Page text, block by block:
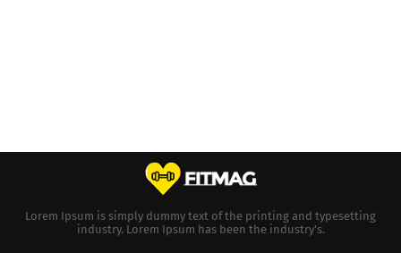
Lorem Ipsum is simply dummy text of the printing and typesetting
industry. Lorem Ipsum has been the industry's.